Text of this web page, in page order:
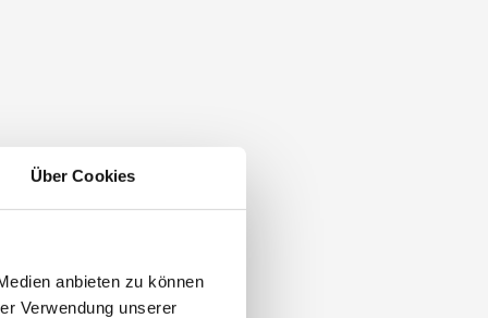
Über Cookies
anbieten zu können
Verwendung unserer